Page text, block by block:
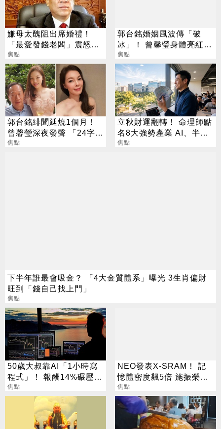
嫌母太醜阻出席婚禮！
「最愛發錢老闆」震怒開
除：我看不起你
焦點
郭台銘婚姻風波傳「破
冰」！ 曾馨瑩身體亮紅燈
18年婚姻驚傳出現轉機
焦點
郭台銘緋聞延燒1個月！
曾馨瑩深夜發聲 「24字」
吐盡最心繫的事
焦點
立秋財運翻轉！ 命理師點
名8大強勢產業 AI、半導
體成最強黑馬
焦點
下半年誰最會吸金？ 「4大金質體系」曝光 3生肖偏財
旺到「錢自己找上門」
焦點
50歲大叔靠AI「1小時寫
程式」！ 報酬14%碾壓標
普 直接辭職去炒股
焦點
NEO發表X-SRAM！ 記
憶體密度飆5倍 施振榮：
半導體迎新革命
焦點